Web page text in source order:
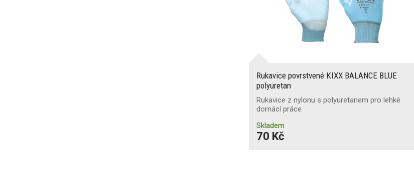
Rukavice povrstvené KIXX BALANCE BLUE
polyuretan
Rukavice z nylonu s polyuretanem pro lehké
domácí práce
Skladem
70 Kč